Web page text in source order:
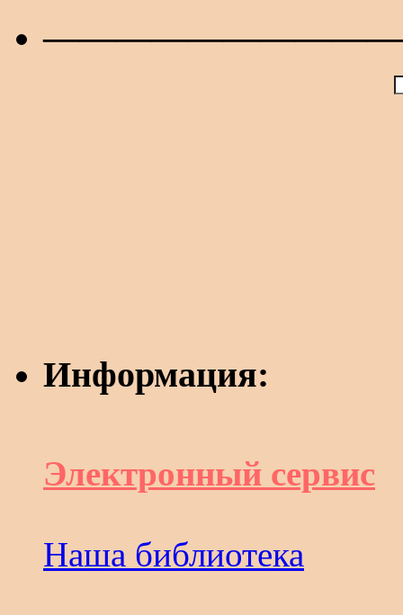
Информация:
Электронный сервис
Наша библиотека